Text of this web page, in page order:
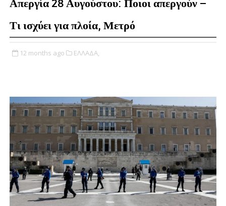
Απεργία 28 Αυγούστου: Ποιοι απεργούν –
Τι ισχύει για πλοία, Μετρό
12 months ago ΕΛΛΑΔΑ,